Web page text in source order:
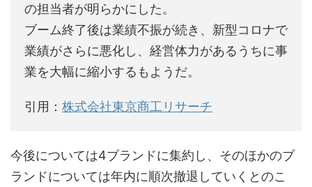
の担当者が明らかにした。
ブーム終了後は業績不振が続き、新型コロナで
業績がさらに悪化し、経営体力があるうちに事
業を大幅に縮小するもようだ。
引用： 株式会社東京商工リサーチ
今後については4ブランドに集約し、そのほかのブ
ランドについては年内に順次撤退していくとのこ